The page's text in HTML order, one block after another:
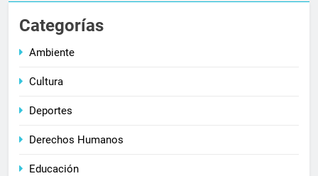
Categorías
Ambiente
Cultura
Deportes
Derechos Humanos
Educación